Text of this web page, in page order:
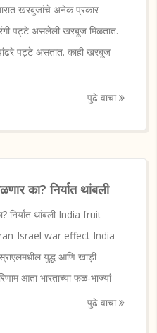
खरबुजांचे अनेक प्रकार
पट्टे असलेली खरबूज मिळतात.
पट्टे असतात. काही खरबूज
पुढे वाचा
का? निर्यात थांबली
निर्यात थांबली India fruit
Israel war effect India
युद्ध आणि खाड़ी
आता भारताच्या फळ‑भाज्यां
पुढे वाचा